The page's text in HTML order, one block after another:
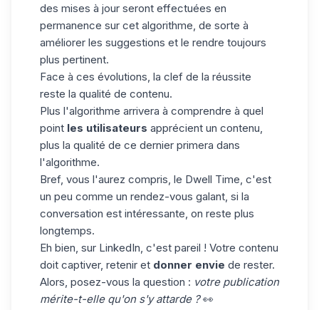
des mises à jour seront effectuées en
permanence sur cet algorithme, de sorte à
améliorer les suggestions et le rendre toujours
plus pertinent.
Face à ces évolutions, la clef de la réussite
reste la qualité de contenu.
Plus l'algorithme arrivera à comprendre à quel
point les utilisateurs apprécient un contenu,
plus la qualité de ce dernier primera dans
l'algorithme.
Bref, vous l'aurez compris, le Dwell Time, c'est
un peu comme un rendez-vous galant, si la
conversation est intéressante, on reste plus
longtemps.
Eh bien, sur LinkedIn, c'est pareil ! Votre contenu
doit captiver, retenir et donner envie de rester.
Alors, posez-vous la question : votre publication
mérite-t-elle qu'on s'y attarde ?👀